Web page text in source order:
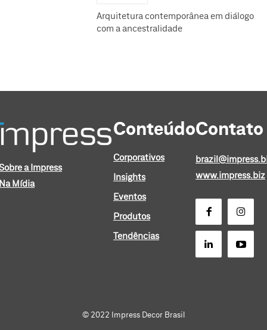
Arquitetura contemporânea em diálogo
com a ancestralidade
a Impress
Mídia
Conteúdo
Corporativos
Insights
Eventos
Produtos
Tendências
Contato
www.impress.biz
© 2022 Impress Decor Brasil